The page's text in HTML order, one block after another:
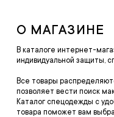
О МАГАЗИНЕ
В каталоге интернет-
индивидуальной защиты,
Все товары
позволяет вести поиск
Каталог спецодежды с
товара поможет вам